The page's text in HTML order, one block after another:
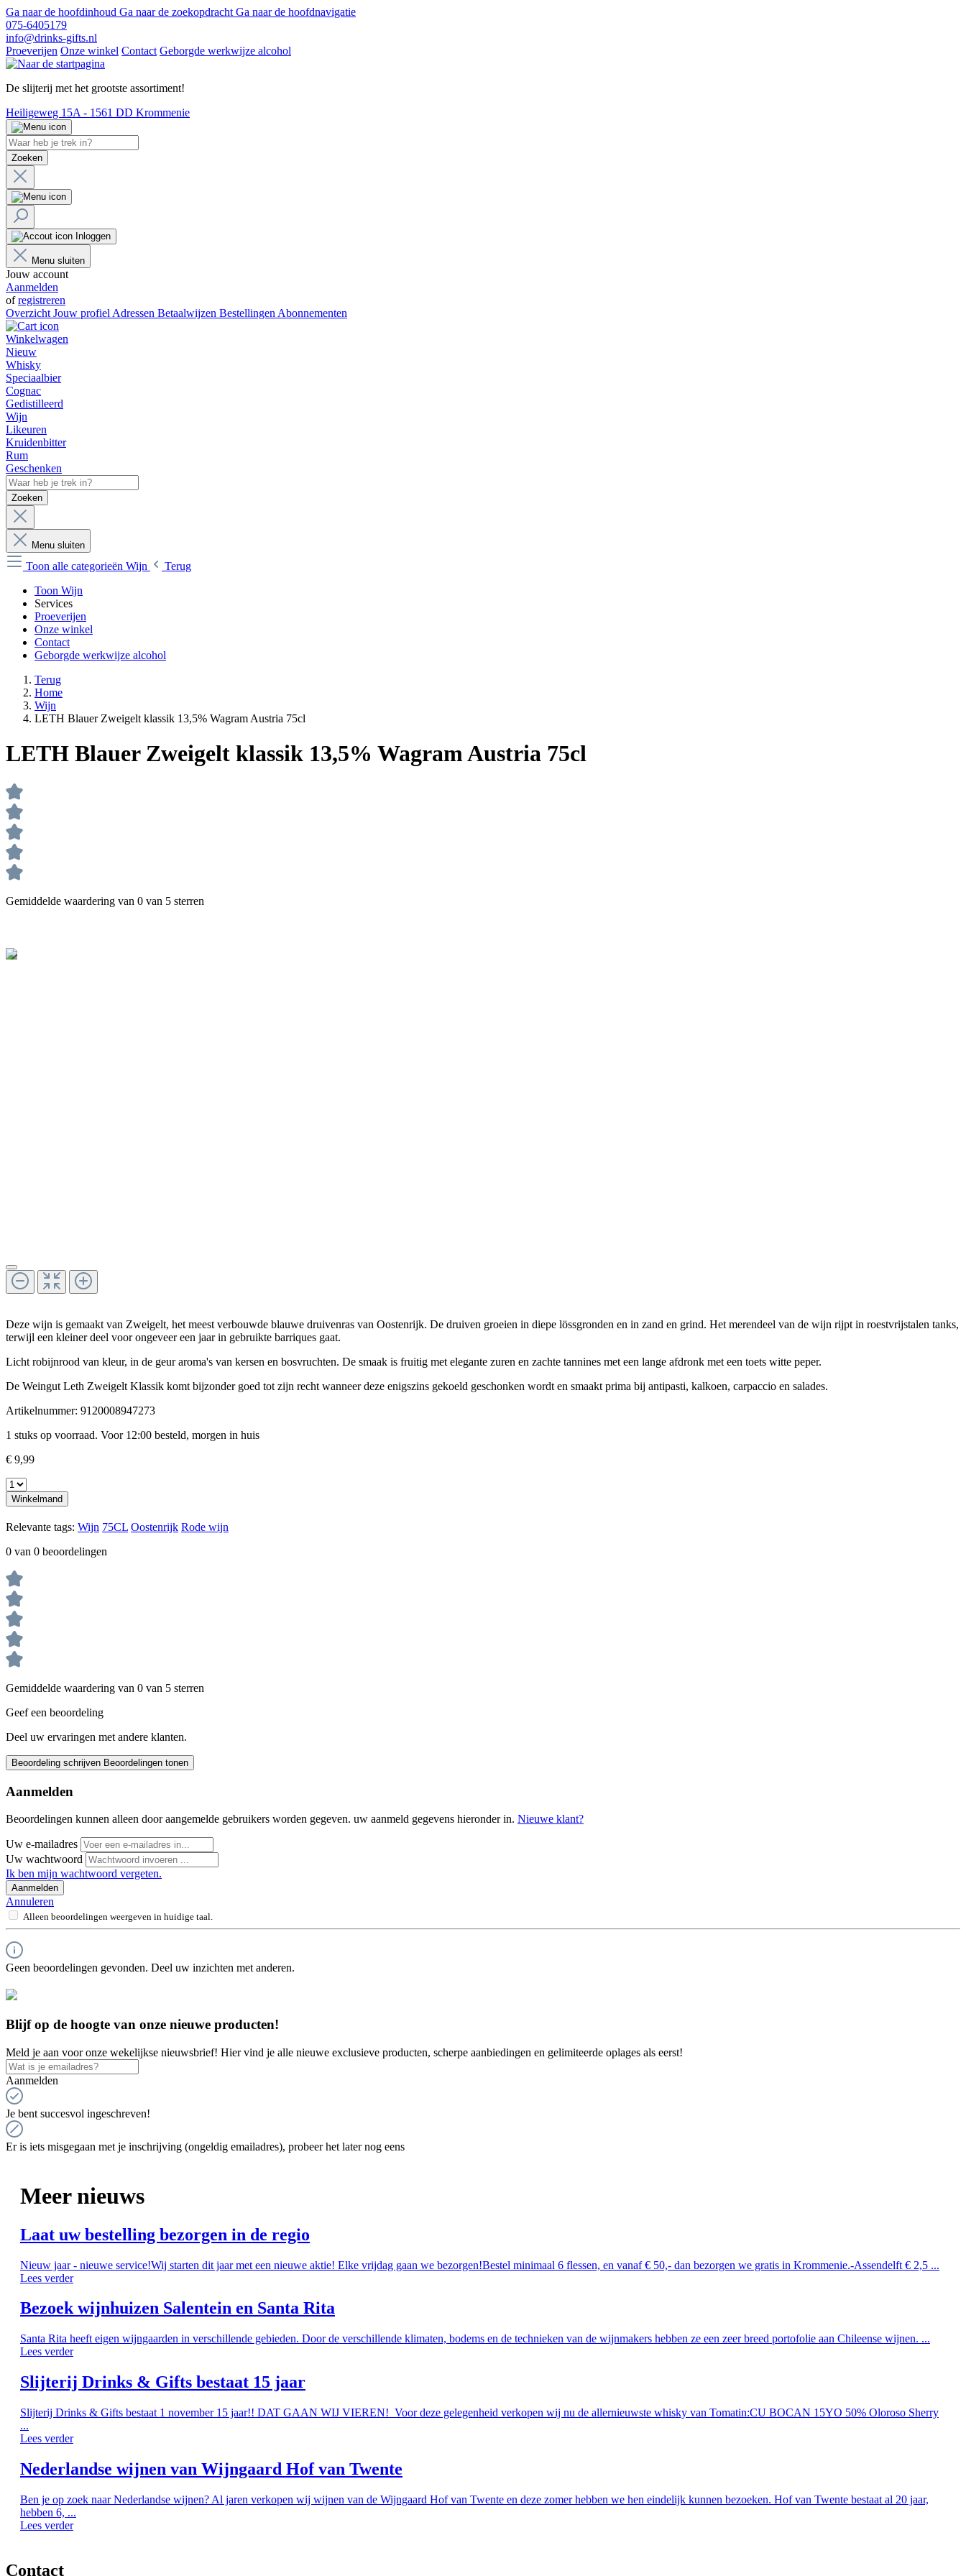
Ga naar de hoofdinhoud Ga naar de zoekopdracht Ga naar de hoofdnavigatie
075-6405179
info@drinks-gifts.nl
Proeverijen Onze winkel Contact Geborgde werkwijze alcohol
De slijterij met het grootste assortiment!
Heiligeweg 15A - 1561 DD Krommenie
Zoeken
Inloggen
Menu sluiten
Jouw account
Aanmelden
ofregistreren
Overzicht Jouw profiel Adressen Betaalwijzen Bestellingen Abonnementen
Winkelwagen
Nieuw
Whisky
Speciaalbier
Cognac
Gedistilleerd
Wijn
Likeuren
Kruidenbitter
Rum
Geschenken
Zoeken
Menu sluiten
Toon alle categorieën Wijn
Terug
Toon Wijn
Services
Proeverijen
Onze winkel
Contact
Geborgde werkwijze alcohol
Terug
Home
Wijn
LETH Blauer Zweigelt klassik 13,5% Wagram Austria 75cl
LETH Blauer Zweigelt klassik 13,5% Wagram Austria 75cl
Gemiddelde waardering van 0 van 5 sterren
Deze wijn is gemaakt van Zweigelt, het meest verbouwde blauwe druivenras van Oostenrijk. De druiven groeien in diepe lössgronden en in zand en grind. Het merendeel van de wijn rijpt in roestvrijstalen tanks,
terwijl een kleiner deel voor ongeveer een jaar in gebruikte barriques gaat.
Licht robijnrood van kleur, in de geur aroma's van kersen en bosvruchten. De smaak is fruitig met elegante zuren en zachte tannines met een lange afdronk met een toets witte peper.
De Weingut Leth Zweigelt Klassik komt bijzonder goed tot zijn recht wanneer deze enigszins gekoeld geschonken wordt en smaakt prima bij antipasti, kalkoen, carpaccio en salades.
Artikelnummer: 9120008947273
1 stuks op voorraad. Voor 12:00 besteld, morgen in huis
€ 9,99
Winkelmand
Relevante tags: Wijn 75CL Oostenrijk Rode wijn
0 van 0 beoordelingen
Gemiddelde waardering van 0 van 5 sterren
Geef een beoordeling
Deel uw ervaringen met andere klanten.
Beoordeling schrijven Beoordelingen tonen
Aanmelden
Beoordelingen kunnen alleen door aangemelde gebruikers worden gegeven. uw aanmeld gegevens hieronder in. Nieuwe klant?
Uw e-mailadres
Uw wachtwoord
Ik ben mijn wachtwoord vergeten.
Aanmelden
Annuleren
Alleen beoordelingen weergeven in huidige taal.
Geen beoordelingen gevonden. Deel uw inzichten met anderen.
Blijf op de hoogte van onze nieuwe producten!
Meld je aan voor onze wekelijkse nieuwsbrief! Hier vind je alle nieuwe exclusieve producten, scherpe aanbiedingen en gelimiteerde oplages als eerst!
Aanmelden
Je bent succesvol ingeschreven!
Er is iets misgegaan met je inschrijving (ongeldig emailadres), probeer het later nog eens
Meer nieuws
Laat uw bestelling bezorgen in de regio
Nieuw jaar - nieuwe service!Wij starten dit jaar met een nieuwe aktie! Elke vrijdag gaan we bezorgen!Bestel minimaal 6 flessen, en vanaf € 50,- dan bezorgen we gratis in Krommenie.-Assendelft € 2,5 ...
Lees verder
Bezoek wijnhuizen Salentein en Santa Rita
Santa Rita heeft eigen wijngaarden in verschillende gebieden. Door de verschillende klimaten, bodems en de technieken van de wijnmakers hebben ze een zeer breed portofolie aan Chileense wijnen. ...
Lees verder
Slijterij Drinks & Gifts bestaat 15 jaar
Slijterij Drinks & Gifts bestaat 1 november 15 jaar!! DAT GAAN WIJ VIEREN! Voor deze gelegenheid verkopen wij nu de allernieuwste whisky van Tomatin:CU BOCAN 15YO 50% Oloroso Sherry
...
Lees verder
Nederlandse wijnen van Wijngaard Hof van Twente
Ben je op zoek naar Nederlandse wijnen? Al jaren verkopen wij wijnen van de Wijngaard Hof van Twente en deze zomer hebben we hen eindelijk kunnen bezoeken. Hof van Twente bestaat al 20 jaar,
hebben 6, ...
Lees verder
Contact